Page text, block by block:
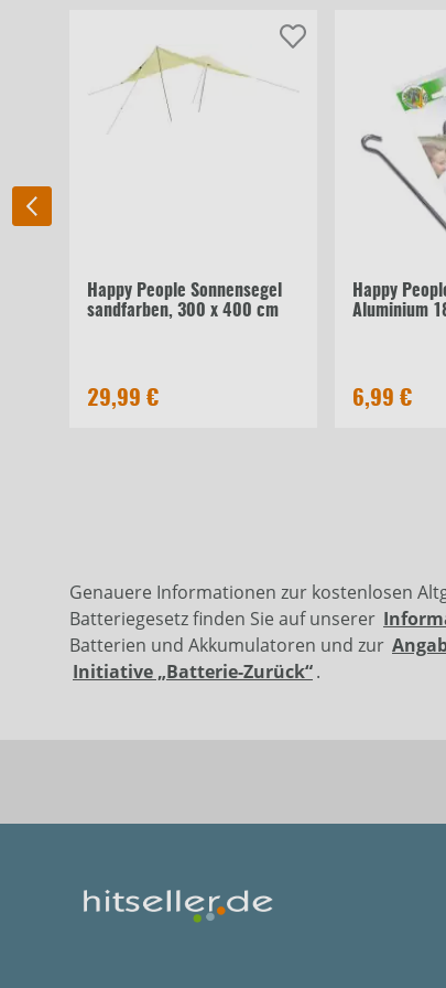
Happy People Sonnensegel
sandfarben, 300 x 400 cm
29,99 €
Happy
Aluminium
6,99 €
Genauere Informationen zur kostenlosen
Batteriegesetz finden Sie auf unserer
Batterien und Akkumulatoren und zur
Initiative „Batterie-Zurück“.